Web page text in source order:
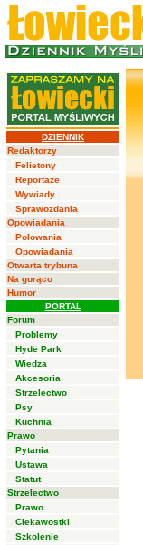
DZIENNIK
Redaktorzy
Felietony
Reportaże
Wywiady
Sprawozdania
Opowiadania
Polowania
Opowiadania
Otwarta trybuna
Na gorąco
Humor
PORTAL
Forum
Problemy
Hyde Park
Wiedza
Akcesoria
Strzelectwo
Psy
Kuchnia
Prawo
Pytania
Ustawa
Statut
Strzelectwo
Prawo
Ciekawostki
Szkolenie